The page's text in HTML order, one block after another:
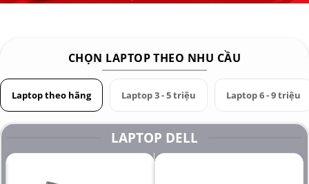
CHỌN LAPTOP THEO NHU CẦU
Laptop theo hãng Laptop 3 - 5 triệu Laptop 6 - 9 triệu
LAPTOP DELL